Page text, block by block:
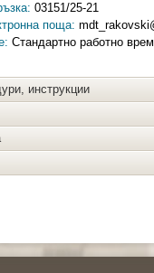
03151/25-21
поща:
Стандартно работно
инструкции